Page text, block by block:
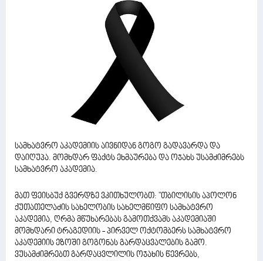
სამხატვრო აკადემიის აივნიდან გოგო გადავარდა და
დაიღუპა. მომხდარ ფაქტს ეხმაურება და ოჯახს უსამძიმრებს
სამხატვრო აკადემია.
მათ ფეისბუქ გვერდზე ვკითხულობთ: "თბილისის აპოლონ
ქუთათელაძის სახელობის სახელმწიფო სამხატვრო
აკადემია, ღრმა მწუხარებას გამოთქვამს აკადემიაში
მომხდარი ტრაგედიის - პირველ ოქტომბერს სამხატვრო
აკადემიის ეზოში გოგონას გარდაცვალების გამო.
ვუსამძიმრებთ გარდაცვლილის ოჯახის წევრებს,